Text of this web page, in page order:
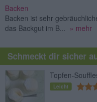
Backen
Backen ist sehr
das Backgut im B...
» mehr
Schmeckt dir sicher
Topfen-
Leicht